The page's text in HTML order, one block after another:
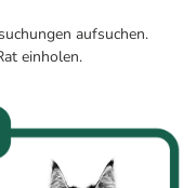
aufsuchen.
einholen.